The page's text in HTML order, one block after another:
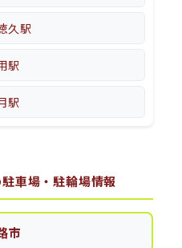
久駅
駅
駅
車場・駐輪場情報
市